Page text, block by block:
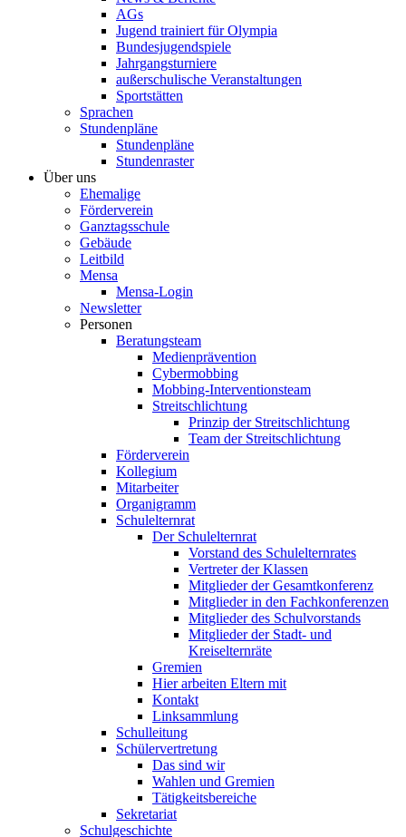
AGs
Jugend trainiert für Olympia
Bundesjugendspiele
Jahrgangsturniere
außerschulische Veranstaltungen
Sportstätten
Sprachen
Stundenpläne
Stundenpläne
Stundenraster
Über uns
Ehemalige
Förderverein
Ganztagsschule
Gebäude
Leitbild
Mensa
Mensa-Login
Newsletter
Personen
Beratungsteam
Medienprävention
Cybermobbing
Mobbing-Interventionsteam
Streitschlichtung
Prinzip der Streitschlichtung
Team der Streitschlichtung
Förderverein
Kollegium
Mitarbeiter
Organigramm
Schulelternrat
Der Schulelternrat
Vorstand des Schulelternrates
Vertreter der Klassen
Mitglieder der Gesamtkonferenz
Mitglieder in den Fachkonferenzen
Mitglieder des Schulvorstands
Mitglieder der Stadt- und
Kreiselternräte
Gremien
Hier arbeiten Eltern mit
Kontakt
Linksammlung
Schulleitung
Schülervertretung
Das sind wir
Wahlen und Gremien
Tätigkeitsbereiche
Sekretariat
Schulgeschichte